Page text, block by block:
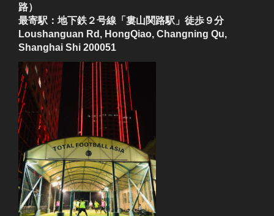
路）
最寄駅：地下鉄２号線「婁山関路駅」徒歩９分
Loushanguan Rd, HongQiao, Changning Qu,
Shanghai Shi 200051